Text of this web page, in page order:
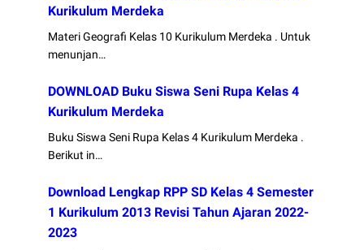
Kurikulum Merdeka
Materi Geografi Kelas 10 Kurikulum Merdeka . Untuk
menunjan…
DOWNLOAD Buku Siswa Seni Rupa Kelas 4
Kurikulum Merdeka
Buku Siswa Seni Rupa Kelas 4 Kurikulum Merdeka .
Berikut in…
Download Lengkap RPP SD Kelas 4 Semester
1 Kurikulum 2013 Revisi Tahun Ajaran 2022-
2023